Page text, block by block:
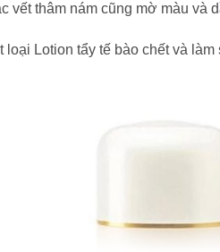
vết thâm nám cũng mờ màu và
loại Lotion tẩy tế bào chết và